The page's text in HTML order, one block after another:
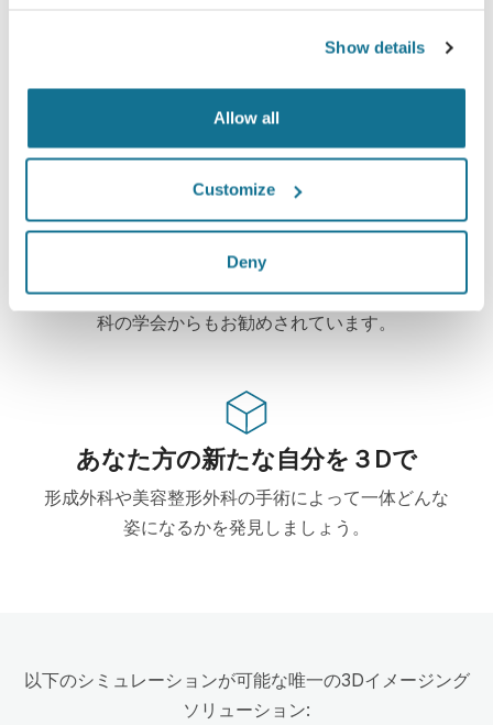
Show details
Allow all
Customize
Deny
暗号化されています： あなたの個人情報の安全と
プライバシーは守られています。
ハイテク
この形成・美容整形外科用ウェブベース3Dシミュレ
ーターはすでに100からの外科医に使用されて、外
科の学会からもお勧めされています。
あなた方の新たな自分を３Dで
形成外科や美容整形外科の手術によって一体どんな
姿になるかを発見しましょう。
以下のシミュレーションが可能な唯一の3Dイメージング
ソリューション: